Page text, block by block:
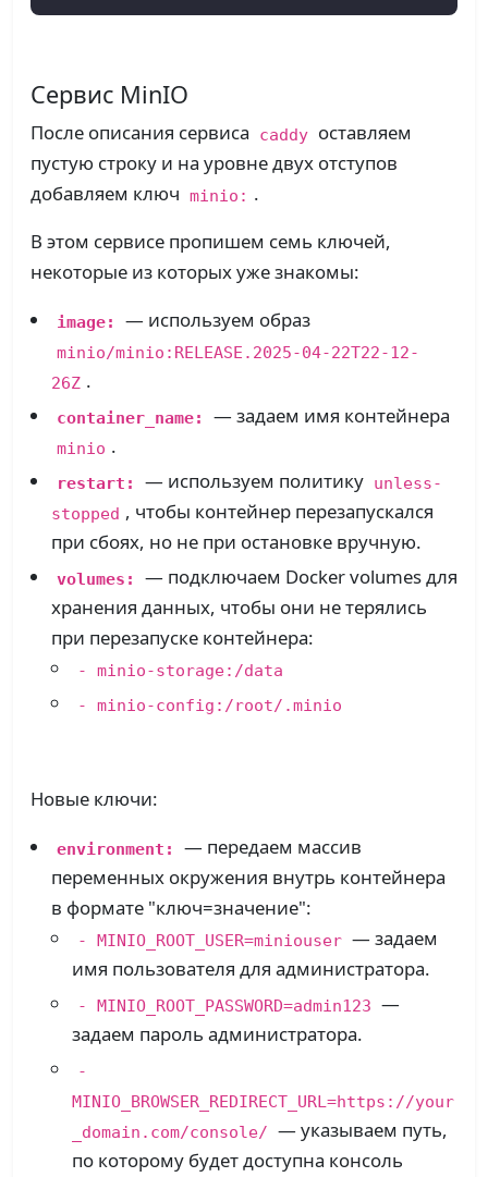
Сервис MinIO
После описания сервиса caddy
оставляем
пустую строку и на уровне двух отступов
добавляем ключ minio: .
В этом сервисе пропишем семь ключей,
некоторые из которых уже знакомы:
image: — используем образ
minio/minio:RELEASE.2025-04-22T22-12-
26Z .
container_name: — задаем имя контейнера
minio .
restart: — используем политику unless-
stopped , чтобы контейнер перезапускался
при сбоях, но не при остановке вручную.
volumes:
— подключаем Docker volumes для
хранения данных, чтобы они не терялись
при перезапуске контейнера:
- minio-storage:/data
- minio-config:/root/.minio
Новые ключи:
environment:
— передаем массив
переменных окружения внутрь контейнера
в формате "ключ=значение":
- MINIO_ROOT_USER=miniouser — задаем
имя пользователя для администратора.
- MINIO_ROOT_PASSWORD=admin123 —
задаем пароль администратора.
-
MINIO_BROWSER_REDIRECT_URL=https://your
_domain.com/console/ — указываем путь,
по которому будет доступна консоль